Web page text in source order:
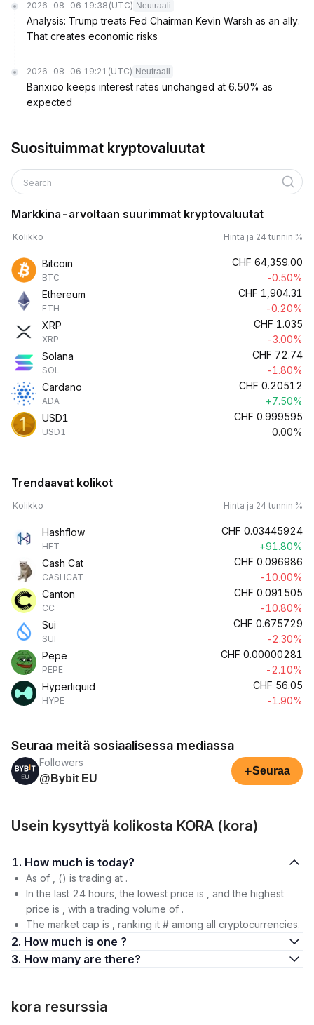
2026-08-06 19:38 (UTC) Neutraali
Analysis: Trump treats Fed Chairman Kevin Warsh as an ally.
That creates economic risks
2026-08-06 19:21 (UTC) Neutraali
Banxico keeps interest rates unchanged at 6.50% as
expected
Suosituimmat kryptovaluutat
Search
Markkina-arvoltaan suurimmat kryptovaluutat
Kolikko Hinta ja 24 tunnin %
Bitcoin
BTC
CHF 64,359.00
-0.50%
Ethereum
ETH
CHF 1,904.31
-0.20%
XRP
XRP
CHF 1.035
-3.00%
Solana
SOL
CHF 72.74
-1.80%
Cardano
ADA
CHF 0.20512
+7.50%
USD1
USD1
CHF 0.999595
0.00%
Trendaavat kolikot
Kolikko Hinta ja 24 tunnin %
Hashflow
HFT
CHF 0.03445924
+91.80%
Cash Cat
CASHCAT
CHF 0.096986
-10.00%
Canton
CC
CHF 0.091505
-10.80%
Sui
SUI
CHF 0.675729
-2.30%
Pepe
PEPE
CHF 0.00000281
-2.10%
Hyperliquid
HYPE
CHF 56.05
-1.90%
Seuraa meitä sosiaalisessa mediassa
Followers
@Bybit EU
+Seuraa
Usein kysyttyä kolikosta KORA (kora)
1. How much is today?
As of , () is trading at .
In the last 24 hours, the lowest price is , and the highest
price is , with a trading volume of .
The market cap is , ranking it # among all cryptocurrencies.
2. How much is one ?
3. How many are there?
kora resurssia